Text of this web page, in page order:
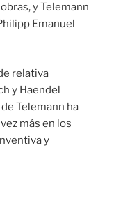
y Telemann
Emanuel
relativa
y Haendel
Telemann ha
más en los
y